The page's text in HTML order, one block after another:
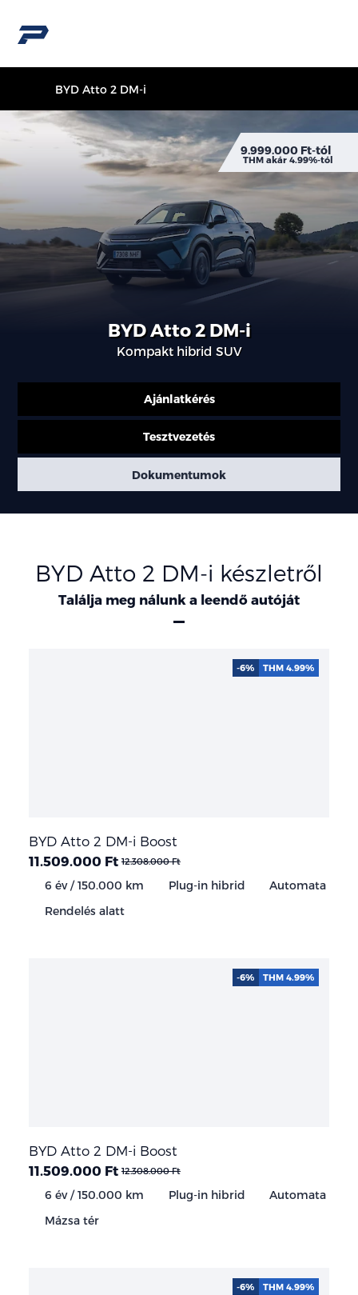
9.999.000 Ft-tól
THM akár 4.99%-tól
BYD Atto 2 DM-i
Kompakt hibrid SUV
Ajánlatkérés
Tesztvezetés
Dokumentumok
BYD Atto 2 DM-i
BYD Atto 2 DM-i készletről
Találja meg nálunk a leendő autóját
BYD Atto 2 DM-i Boost
11.509.000 Ft 12.308.000 Ft
6 év / 150.000 km Plug-in hibrid
Automata
Rendelés alatt
-6% THM 4.99%
BYD Atto 2 DM-i Boost
11.509.000 Ft 12.308.000 Ft
6 év / 150.000 km Plug-in hibrid
Automata
Mázsa tér
-6% THM 4.99%
-6% THM 4.99%